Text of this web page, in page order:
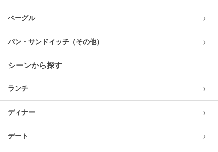
ベーグル ›
パン・サンドイッチ（その他） ›
シーンから探す
ランチ ›
ディナー ›
デート ›